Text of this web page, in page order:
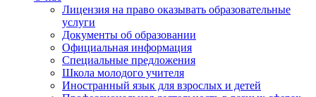
Лицензия на право оказывать образовательные
услуги
Документы об образовании
Официальная информация
Специальные предложения
Школа молодого учителя
Иностранный язык для взрослых и детей